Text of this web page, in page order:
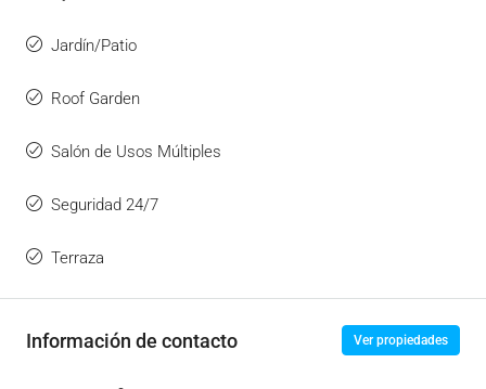
Jardín/Patio
Roof Garden
Salón de Usos Múltiples
Seguridad 24/7
Terraza
Información de contacto Ver propiedades